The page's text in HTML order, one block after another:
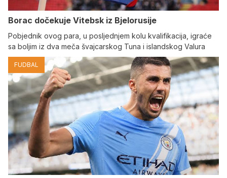
Borac dočekuje Vitebsk iz Bjelorusije
Pobjednik ovog para, u posljednjem kolu kvalifikacija, igraće
sa boljim iz dva meča švajcarskog Tuna i islandskog Valura
FUDBAL